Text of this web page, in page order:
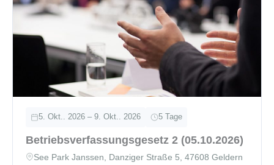
5. Okt.. 2026 – 9. Okt.. 2026 5 Tage
Betriebsverfassungsgesetz 2 (05.10.2026)
See Park Janssen, Danziger Straße 5, 47608 Geldern